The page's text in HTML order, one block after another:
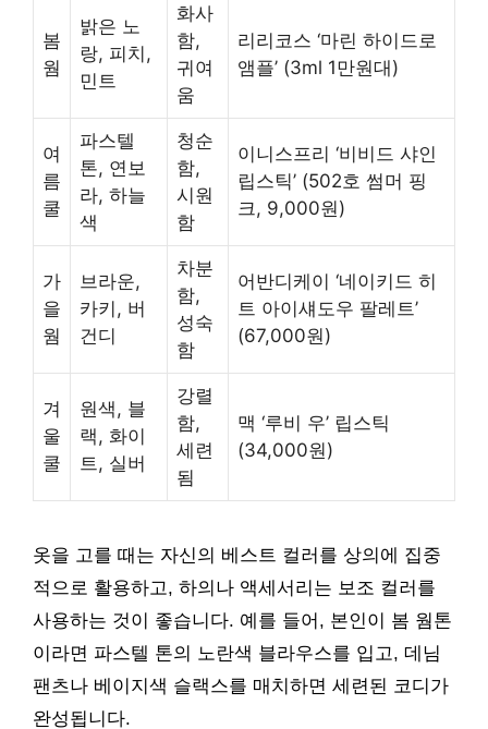
봄
웜
밝은 노
랑, 피치,
민트
화사
함,
귀여
움
리리코스 ‘마린 하이드로
앰플’ (3ml 1만원대)
여
름
쿨
파스텔
톤, 연보
라, 하늘
색
청순
함,
시원
함
이니스프리 ‘비비드 샤인
립스틱’ (502호 썸머 핑
크, 9,000원)
가
을
웜
브라운,
카키, 버
건디
차분
함,
성숙
함
어반디케이 ‘네이키드 히
트 아이섀도우 팔레트’
(67,000원)
겨
울
쿨
원색, 블
랙, 화이
트, 실버
강렬
함,
세련
됨
맥 ‘루비 우’ 립스틱
(34,000원)
옷을 고를 때는 자신의 베스트 컬러를 상의에 집중
적으로 활용하고, 하의나 액세서리는 보조 컬러를
사용하는 것이 좋습니다. 예를 들어, 본인이 봄 웜톤
이라면 파스텔 톤의 노란색 블라우스를 입고, 데님
팬츠나 베이지색 슬랙스를 매치하면 세련된 코디가
완성됩니다.